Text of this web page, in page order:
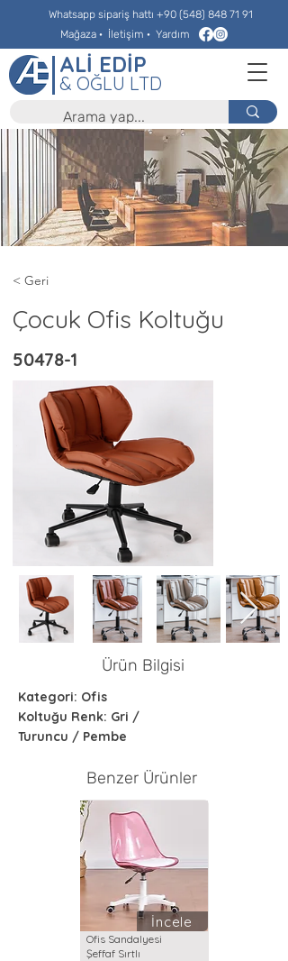
ALİ EDİP
& OĞLU LTD
Whatsapp sipariş hattı +90 (548) 848 71 91
Mağaza · İletişim · Yardım
< Geri
Çocuk Ofis Koltuğu
50478-1
Ürün Bilgisi
Kategori: Ofis
Koltuğu Renk: Gri /
Turuncu / Pembe
Benzer Ürünler
İncele
Ofis Sandalyesi
Şeffaf Sırtlı